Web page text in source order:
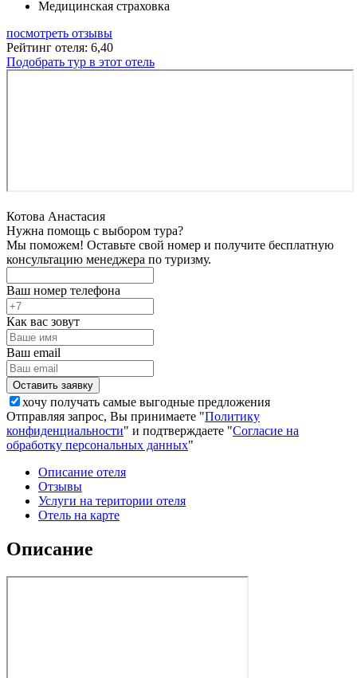
Медицинская страховка
посмотреть отзывы
Рейтинг отеля: 6,40
Подобрать тур в этот отель
Котова Анастасия
Нужна помощь с выбором тура?
Мы поможем! Оставьте свой номер и получите бесплатную
консультацию менеджера по туризму.
Ваш номер телефона
Как вас зовут
Ваш email
хочу получать самые выгодные предложения
Отправляя запрос, Вы принимаете "Политику
конфиденциальности" и подтверждаете "Согласие на
обработку персональных данных"
Описание отеля
Отзывы
Услуги на територии отеля
Отель на карте
Описание